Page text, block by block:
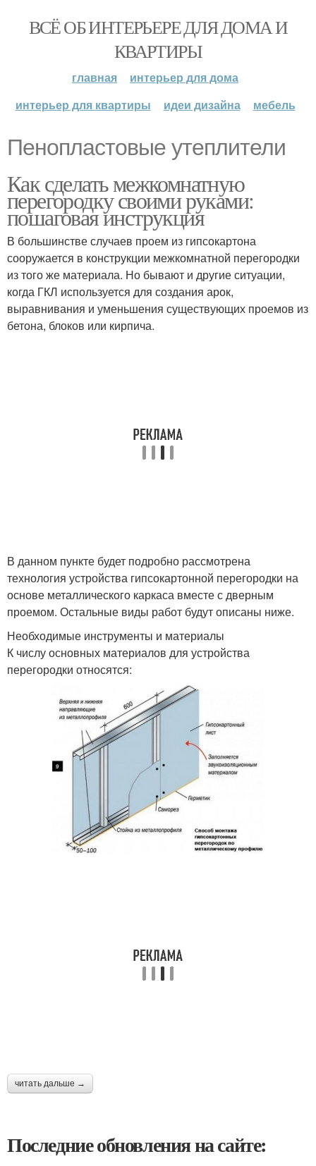
ВСЁ ОБ ИНТЕРЬЕРЕ ДЛЯ ДОМА И
КВАРТИРЫ
главная
интерьер для дома
интерьер для квартиры
идеи дизайна мебель
Пенопластовые утеплители
Как сделать межкомнатную
перегородку своими руками:
пошаговая инструкция
В большинстве случаев проем из гипсокартона
сооружается в конструкции межкомнатной перегородки
из того же материала. Но бывают и другие ситуации,
когда ГКЛ используется для создания арок,
выравнивания и уменьшения существующих проемов из
бетона, блоков или кирпича.
В данном пункте будет подробно рассмотрена
технология устройства гипсокартонной перегородки на
основе металлического каркаса вместе с дверным
проемом. Остальные виды работ будут описаны ниже.
Необходимые инструменты и материалы
К числу основных материалов для устройства
перегородки относятся:
читать дальше →
Последние обновления на сайте: